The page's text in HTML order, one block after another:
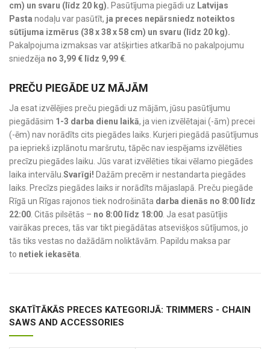
cm) un svaru (līdz 20 kg). Pasūtījuma piegādi uz Latvijas
Pasta nodaļu var pasūtīt, ja preces nepārsniedz noteiktos
sūtījuma izmērus (38 x 38 x 58 cm) un svaru (līdz 20 kg).
Pakalpojuma izmaksas var atšķirties atkarībā no pakalpojumu
sniedzēja no 3,99 € līdz 9,99 €
PREČU PIEGĀDE UZ MĀJĀM
Ja esat izvēlējies preču piegādi uz mājām, jūsu pasūtījumu
piegādāsim 1-3 darba dienu laikā, ja vien izvēlētajai (-ām) precei
(-ēm) nav norādīts cits piegādes laiks. Kurjeri piegādā pasūtījumus
pa iepriekš izplānotu maršrutu, tāpēc nav iespējams izvēlēties
precīzu piegādes laiku. Jūs varat izvēlēties tikai vēlamo piegādes
laika intervālu. Svarīgi! Dažām precēm ir nestandarta piegādes
laiks. Precīzs piegādes laiks ir norādīts mājaslapā. Preču piegāde
Rīgā un Rīgas rajonos tiek nodrošināta darba dienās no 8:00 līdz
22:00 . Citās pilsētās – no 8:00 līdz 18:00 . Ja esat pasūtījis
vairākas preces, tās var tikt piegādātas atsevišķos sūtījumos, jo
tās tiks vestas no dažādām noliktāvām. Papildu maksa par
to netiek iekasēta
SKATĪTĀKĀS PRECES KATEGORIJĀ: TRIMMERS - CHAIN
SAWS AND ACCESSORIES